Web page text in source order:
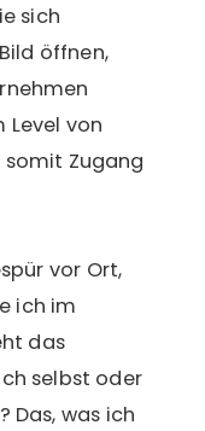
sich
öffnen,
von
somit Zugang
vor Ort,
ich im
das
selbst oder
Das, was ich